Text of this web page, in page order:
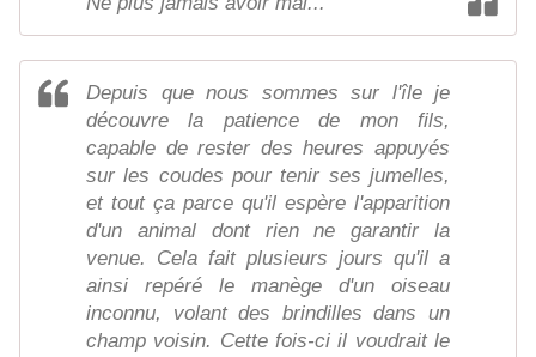
Depuis que nous sommes sur l'île je
découvre la patience de mon fils,
capable de rester des heures appuyés
sur les coudes pour tenir ses jumelles,
et tout ça parce qu'il espère l'apparition
d'un animal dont rien ne garantir la
venue. Cela fait plusieurs jours qu'il a
ainsi repéré le manège d'un oiseau
inconnu, volant des brindilles dans un
champ voisin. Cette fois-ci il voudrait le